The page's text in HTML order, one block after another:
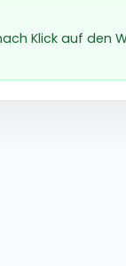
Klick auf den